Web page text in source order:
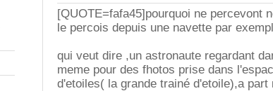
[QUOTE=fafa45]pourquoi ne percevont
le percois depuis une navette par
qui veut dire ,un astronaute regardant
meme pour des fhotos prise dans
d'etoiles( la grande trainé d'etoile),a part